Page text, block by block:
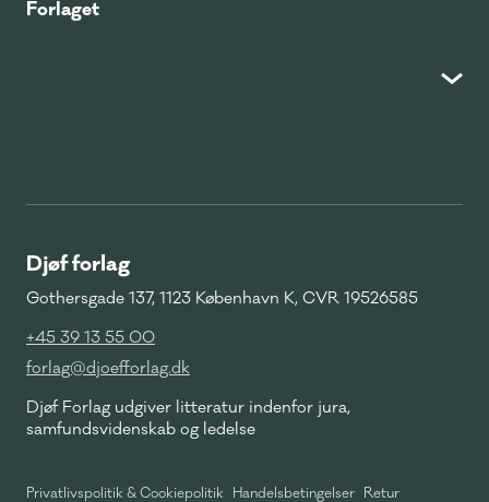
Forlaget
Djøf forlag
Gothersgade 137, 1123 København K, CVR 19526585
+45 39 13 55 00
forlag@djoefforlag.dk
Djøf Forlag udgiver litteratur indenfor jura,
samfundsvidenskab og ledelse
Privatlivspolitik & Cookiepolitik Handelsbetingelser Retur